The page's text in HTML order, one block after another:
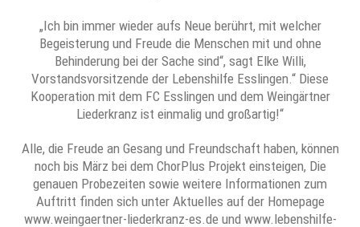
„Ich bin immer wieder aufs Neue berührt, mit welcher
Begeisterung und Freude die Menschen mit und ohne
Behinderung bei der Sache sind“, sagt Elke Willi,
Vorstandsvorsitzende der Lebenshilfe Esslingen.“ Diese
Kooperation mit dem FC Esslingen und dem Weingärtner
Liederkranz ist einmalig und großartig!“
Alle, die Freude an Gesang und Freundschaft haben, können
noch bis März bei dem ChorPlus Projekt einsteigen, Die
genauen Probezeiten sowie weitere Informationen zum
Auftritt finden sich unter Aktuelles auf der Homepage
www.weingaertner-liederkranz-es.de und www.lebenshilfe-